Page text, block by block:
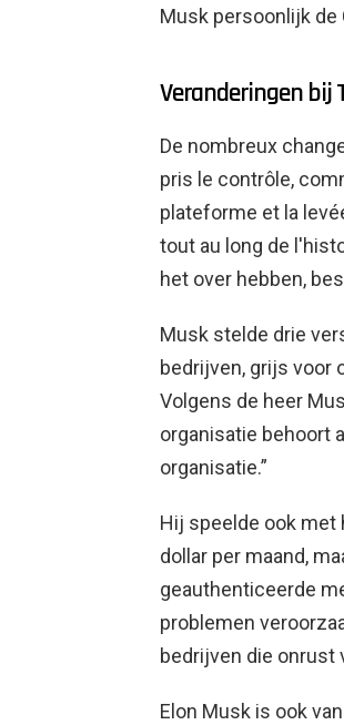
Musk persoonlijk de
Veranderingen bij
De nombreux
pris le contrôle,
plateforme et la
tout au long de
het over hebben,
Musk stelde drie
bedrijven, grijs voor
Volgens de heer
organisatie behoort
organisatie.”
Hij speelde ook met
dollar per maand,
geauthenticeerde
problemen
bedrijven die onrust
Elon Musk is ook